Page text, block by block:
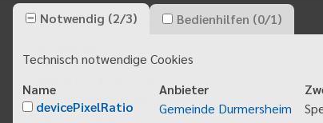
Gemeinde Durmersheim
76448Durmersheim
info@durmersheim.de
E-Mail schreiben
Notwendig (2/3) Bedienhilfen (0/1)
Technisch notwendige Cookies
Name
Anbieter
devicePixelRatio
Gemeinde Durmersheim